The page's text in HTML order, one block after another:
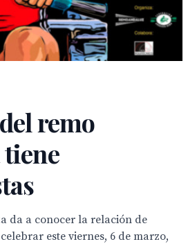
remo
da a conocer la relación de
este viernes, 6 de marzo,